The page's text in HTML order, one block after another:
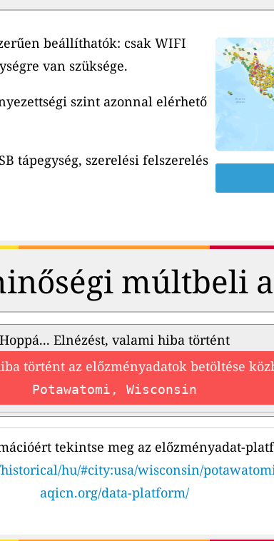
beállíthatók: csak WIFI
van szüksége.
szint azonnal elérhető
tápegység, szerelési felszerelés
múltbeli
Hoppá... Elnézést, valami hiba történt
történt az előzményadatok betöltése
Potawatomi, Wisconsin
tekintse meg az előzményadat-
hu/#city:usa/wisconsin/
aqicn.org/data-platform/